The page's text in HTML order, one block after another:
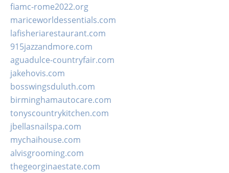
fiamc-rome2022.org
mariceworldessentials.com
lafisheriarestaurant.com
915jazzandmore.com
aguadulce-countryfair.com
jakehovis.com
bosswingsduluth.com
birminghamautocare.com
tonyscountrykitchen.com
jbellasnailspa.com
mychaihouse.com
alvisgrooming.com
thegeorginaestate.com